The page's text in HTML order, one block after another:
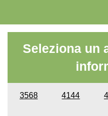
Seleziona un
3568 4144